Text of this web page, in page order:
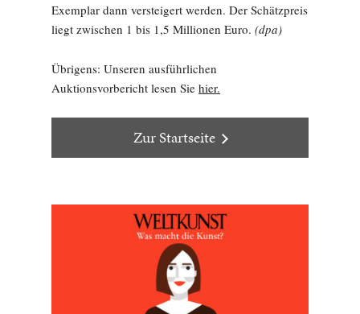
Exemplar dann versteigert werden. Der Schätzpreis
liegt zwischen 1 bis 1,5 Millionen Euro. (dpa)
Übrigens: Unseren ausführlichen
Auktionsvorbericht lesen Sie hier.
Zur Startseite